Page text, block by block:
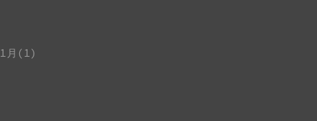
1月(1)